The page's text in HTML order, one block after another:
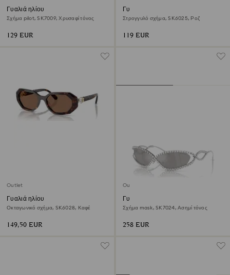
Γυαλιά ηλίου
Σχήμα pilot, SK7009, Χρυσαφί τόνος
129 EUR
Γυαλιά ηλίου
Στρογγυλό σχήμα, SK6025, Ροζ
119 EUR
Outlet
Γυαλιά ηλίου
Οκταγωνικό σχήμα, SK6028, Καφέ
149,50 EUR
Outlet
Γυαλιά ηλίου
Σχήμα mask, SK7024, Ασημί τόνος
258 EUR